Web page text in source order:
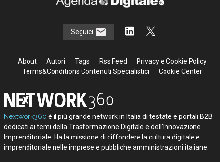
Seguici
About Autori Tags Rss Feed
Privacy e Cookie Policy
Terms&Conditions Contenuti Specialistici
Cookie Center
Nextwork360 è il più grande network in Italia di testate e portali B2B
dedicati ai temi della Trasformazione Digitale e dell’Innovazione
Imprenditoriale. Ha la missione di diffondere la cultura digitale e
imprenditoriale nelle imprese e pubbliche amministrazioni italiane.